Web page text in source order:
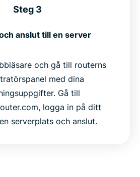
Steg 3
anslut till en server
och gå till routerns
med dina
Gå till
logga in på ditt
serverplats och anslut.